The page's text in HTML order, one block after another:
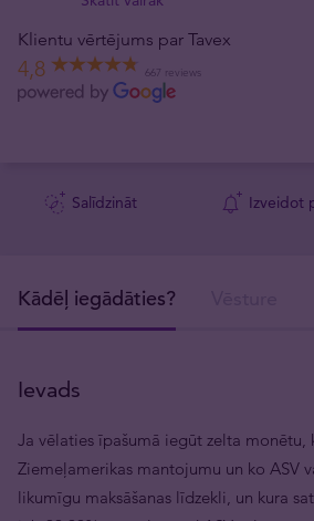
Klientu vērtējums par Tavex
4,8 667 reviews
Salīdzināt Izveidot
Kādēļ iegādāties?
Ievads
Ja vēlaties īpašumā iegūt zelta monētu,
Ziemeļamerikas mantojumu un ko ASV
likumīgu maksāšanas līdzekli, un kura